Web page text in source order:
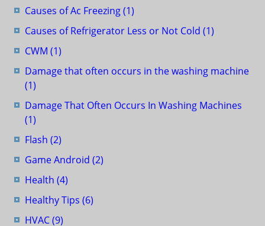
Causes of Ac Freezing(1)
Causes of Refrigerator Less or Not Cold (1)
CWM (1)
Damage that often occurs in the washing machine
(1)
Damage That Often Occurs In Washing Machines
(1)
Flash (2)
Game Android (2)
Health (4)
Healthy Tips (6)
HVAC(9)